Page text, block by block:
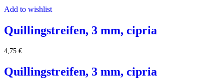
Add to wishlist
Quillingstreifen, 3 mm, cipria
4,75 €
Quillingstreifen, 3 mm, cipria